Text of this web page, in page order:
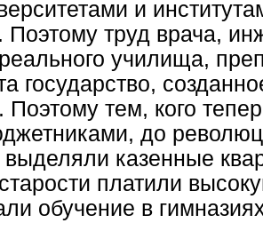
и
труд врача,
училища,
государство,
Поэтому тем, кого
до
казенные
платили
обучение в